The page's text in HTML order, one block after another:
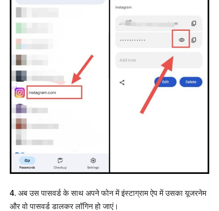
4. अब उस पासवर्ड के साथ अपने फोन में इंस्टाग्राम ऐप में उसका यूजरनेम
और वो पासवर्ड डालकर लॉगिन हो जाएं।